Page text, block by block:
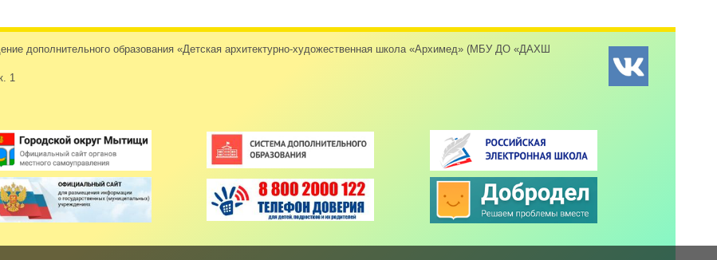
дополнительного образования «Детская архитектурно-художественная школа «Архимед» (МБУ ДО «ДАХШ
1